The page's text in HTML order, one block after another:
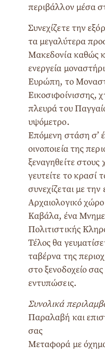
περιβάλλον μέσα
Συνεχίζετε την
τα μεγαλύτερα
Μακεδονία καθώς
ενεργεία
Ευρώπη, το
Εικοσιφοίνισσης,
πλευρά του
υψόμετρο.
Επόμενη στάση σ’
οινοποιεία της
ξεναγηθείτε στους
γευτείτε το κρασί
συνεχίζεται με
Αρχαιολογικό
Καβάλα, ένα
Πολιτιστικής
Τέλος θα
ταβέρνα της
στο ξενοδοχείο
εντυπώσεις.
Συνολικά
Παραλαβή και
σας
Μεταφορά με